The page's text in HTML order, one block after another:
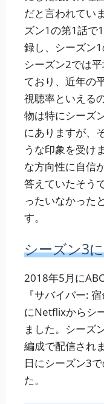
だと言われてい
ズン1の第1話で
録し、シーズン1
シーズン2では
ており、近年の
視聴率といえる
物は特にシーズ
にありますが、
うな印象を受け
な方向性に自信
答えていたそう
ったいなかった
す。
シーズン3
2018年5月に
『サバイバー:
にNetflixからシ
ました。シーズ
編成で配信され
日にシーズン3
た。